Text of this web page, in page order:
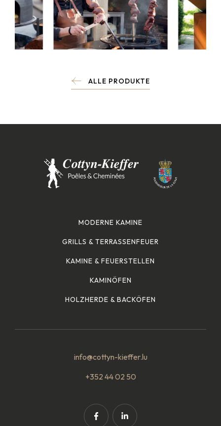
ALLE PRODUKTE
MODERNE KAMINE
GRILLS & TERRASSENFEUER
KAMINE & FEUERSTELLEN
KAMINÖFEN
HOLZHERDE & BACKÖFEN
info@cottyn-kieffer.lu
+352 44 02 50